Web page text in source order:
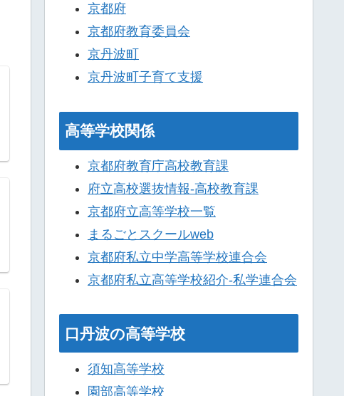
京都府
京都府教育委員会
京丹波町
京丹波町子育て支援
高等学校関係
京都府教育庁高校教育課
府立高校選抜情報-高校教育課
京都府立高等学校一覧
まるごとスクールweb
京都府私立中学高等学校連合会
京都府私立高等学校紹介-私学連合会
口丹波の高等学校
須知高等学校
園部高等学校